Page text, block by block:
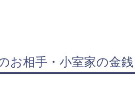
お相手・小室家の金